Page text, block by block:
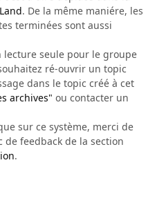
. De la même maniére, les
terminées sont aussi
lecture seule pour le groupe
ré-ouvrir un topic
dans le topic créé à cet
archives" ou contacter un
sur ce système, merci de
feedback de la section
.